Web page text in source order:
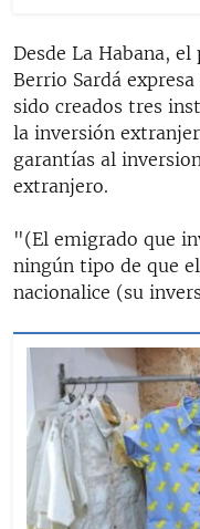
Desde La Habana,
Berrio Sardá
sido creados tres
la inversión
garantías al
extranjero.
"(El emigrado que
ningún tipo de que
nacionalice (su